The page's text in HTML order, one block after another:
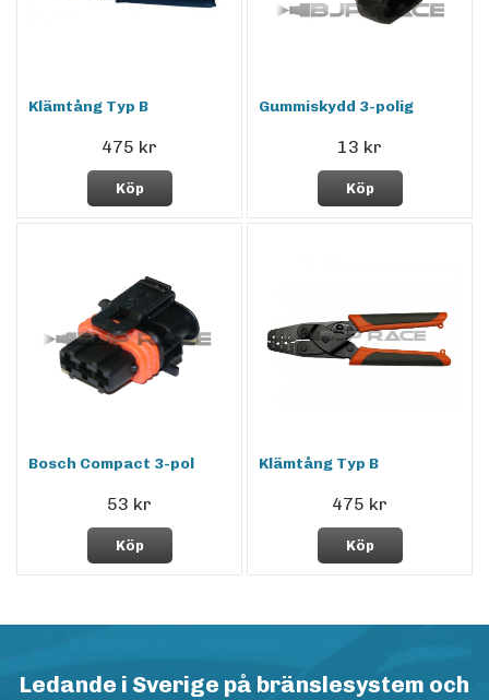
Klämtång Typ B
475 kr
Köp
Gummiskydd 3-polig
13 kr
Köp
Bosch Compact 3-pol
53 kr
Köp
Klämtång Typ B
475 kr
Köp
Ledande i Sverige på bränslesystem och